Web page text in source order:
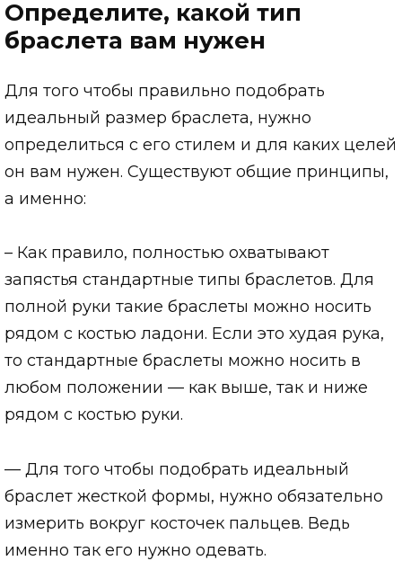
Определите, какой тип
браслета вам нужен
Для того чтобы правильно подобрать
идеальный размер браслета, нужно
определиться с его стилем и для каких целей
он вам нужен. Существуют общие принципы,
а именно:
– Как правило, полностью охватывают
запястья стандартные типы браслетов. Для
полной руки такие браслеты можно носить
рядом с костью ладони. Если это худая рука,
то стандартные браслеты можно носить в
любом положении — как выше, так и ниже
рядом с костью руки.
— Для того чтобы подобрать идеальный
браслет жесткой формы, нужно обязательно
измерить вокруг косточек пальцев. Ведь
именно так его нужно одевать.